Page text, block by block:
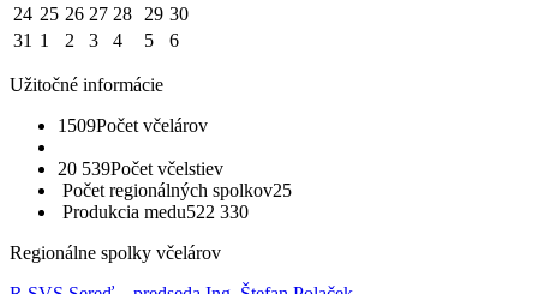
24 25 26 27 28 29 30
31 1 2 3 4 5 6
Užitočné informácie
1509Počet včelárov
20 539Počet včelstiev
Počet regionálných spolkov25
Produkcia medu522 330
Regionálne spolky včelárov